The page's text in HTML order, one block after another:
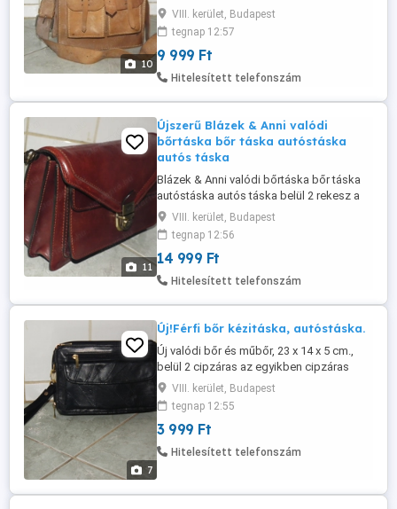
10
képeken látható nem használt állapotban
kb. 29,5 x 24,5 x 15,5 cm., belül 1 rekeszes,
kívül 2 zseb vállpánt max. 120 cm. Régi
NOS állapot valamilyen - talán - talk porral
lett kezelve. Akinek nem inge, ne vegye
VIII. kerület, Budapest
tegnap 12:57
9 999 Ft
Hitelesített telefonszám
11
Újszerű Blázek & Anni valódi
bőrtáska bőr táska autóstáska
autós táska
Blázek & Anni valódi bőrtáska bőr táska
autóstáska autós táska belül 2 rekesz a
kettő között cipzáras zseb + 1 patentos
zseb hátul 1 cipzáras zseb, kb. 24,3 x 16 x
9 cm. Zárkulcsa is megvan. Alku nincs !!!
Olvasd végig figyelmesen a leírást, nézd a
méreteket és a képeket is hogy
VIII. kerület, Budapest
tegnap 12:56
14 999 Ft
Hitelesített telefonszám
7
Új!Férfi bőr kézitáska, autóstáska.
Új valódi bőr és műbőr, 23 x 14 x 5 cm.,
belül 2 cipzáras az egyikben cipzáras
zseb a másikban (körbecipzáras)
kártyatartók + cipzáras zseb. Kívül 1
cipzáras + 1 patentos zseb. Made in
China. Olvasd végig figyelmesen a leírást,
nézd a méreteket és a képeket is hogy
VIII. kerület, Budapest
tegnap 12:55
3 999 Ft
Hitelesített telefonszám